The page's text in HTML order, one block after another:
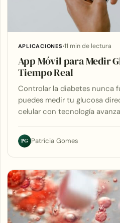
APLICACIONES 11 min de lectura
App Móvil para Medir
Tiempo Real
Controlar la diabetes nunca
puedes medir tu glucosa
celular con tecnología
PG Patrícia Gomes